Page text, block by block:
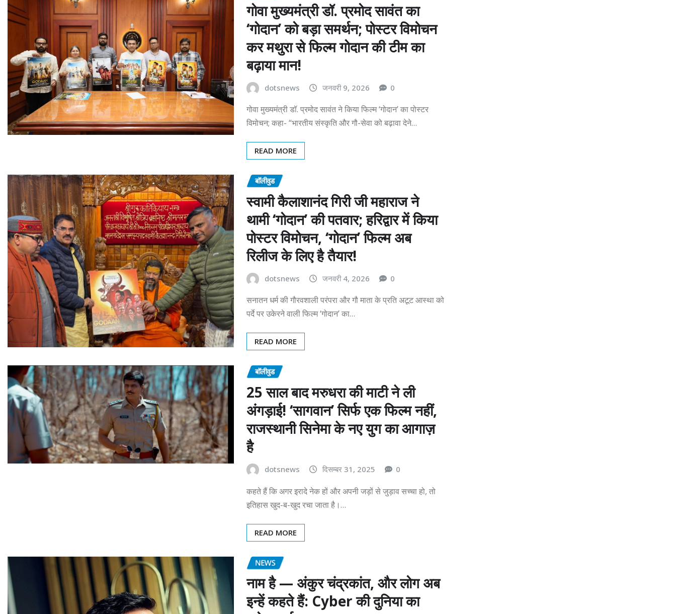
गोवा मुख्यमंत्री डॉ. प्रमोद सावंत का
‘गोदान’ को बड़ा समर्थन; पोस्टर विमोचन
कर मथुरा से फिल्म गोदान की टीम का
बढ़ाया मान!
dotsnews जनवरी 9, 2026 0
गोवा मुख्यमंत्री डॉ. प्रमोद सावंत ने किया फिल्म ‘गोदान’ का पोस्टर
विमोचन; कहा- “भारतीय संस्कृति और गौ-सेवा को बढ़ावा देने…
READ MORE
बॉलीवुड
स्वामी कैलाशानंद गिरी जी महाराज ने
थामी ‘गोदान’ की पतवार; हरिद्वार में किया
पोस्टर विमोचन, ‘गोदान’ फिल्म अब
रिलीज के लिए है तैयार!
dotsnews जनवरी 4, 2026 0
सनातन धर्म की गौरवशाली परंपरा और गौ माता के प्रति अटूट आस्था को
पर्दे पर उकेरने वाली फिल्म ‘गोदान’ का…
READ MORE
बॉलीवुड
25 साल बाद मरुधरा की माटी ने ली
अंगड़ाई! ‘सागवान’ सिर्फ एक फिल्म नहीं,
राजस्थानी सिनेमा के नए युग का आगाज़
है
dotsnews दिसम्बर 31, 2025 0
कहते हैं कि अगर इरादे नेक हों और अपनी जड़ों से जुड़ाव सच्चा हो, तो
इतिहास खुद-ब-खुद रचा जाता है।…
READ MORE
NEWS
नाम है — अंकुर चंद्रकांत, और लोग अब
इन्हें कहते हैं: Cyber की दुनिया का